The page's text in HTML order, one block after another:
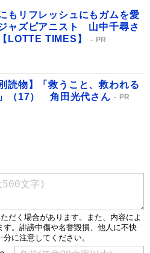
もリフレッシュにもガムを愛
ャズピアニスト 山中千尋さ
LOTTE TIMES】
PR
別読物】「救うこと、救われる
（17） 角田光代さん
PR